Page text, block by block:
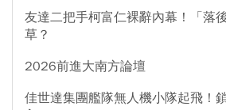
友達二把手柯富仁裸辭內幕！「落
草？
2026前進大南方論壇
佳世達集團艦隊無人機小隊起飛！